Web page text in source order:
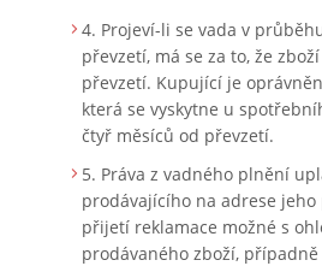
Projeví-li se vada v
převzetí, má se za to, že
převzetí. Kupující je
která se vyskytne u
čtyř měsíců od převzetí.
Práva z vadného plnění
prodávajícího na adrese jeho
přijetí reklamace možné s
prodávaného zboží,